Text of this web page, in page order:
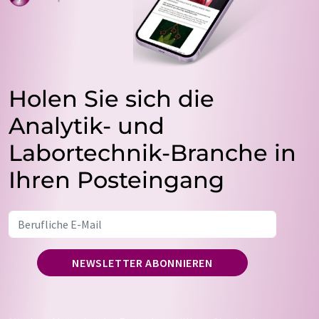
Holen Sie sich die
Analytik- und
Labortechnik-Branche in
Ihren Posteingang
NEWSLETTER ABONNIEREN